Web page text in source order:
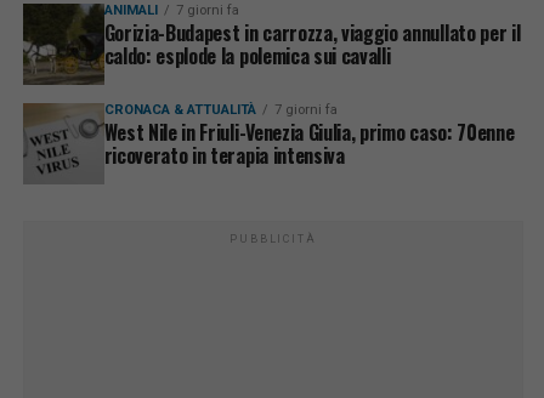
ANIMALI 7 giorni fa
Gorizia-Budapest in carrozza, viaggio annullato per il
caldo: esplode la polemica sui cavalli
CRONACA & ATTUALITÀ 7 giorni fa
West Nile in Friuli-Venezia Giulia, primo caso: 70enne
ricoverato in terapia intensiva
PUBBLICITÀ